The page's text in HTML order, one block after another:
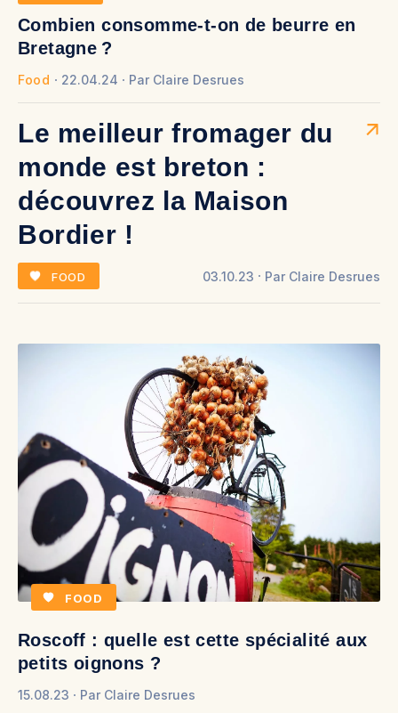
Combien consomme-t-on de beurre en
Bretagne ?
Food 22.04.24 Par Claire Desrues
Le meilleur fromager du
monde est breton :
découvrez la Maison
Bordier !
FOOD 03.10.23 Par Claire Desrues
FOOD
Roscoff : quelle est cette spécialité aux
petits oignons ?
15.08.23 Par Claire Desrues